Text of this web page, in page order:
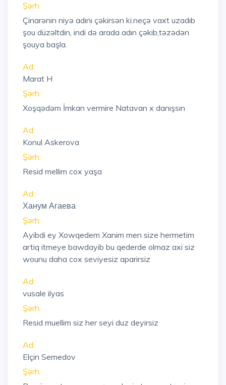
Şərh:
Çinarənin niyə adını çəkirsən ki.neçə vaxt uzadıb
şou düzəltdin, indi də arada adın çəkib,təzədən
şouya başla.
Ad:
Marat H
Şərh:
Xoşqədəm İmkan vermire Natavan x danışsın
Ad:
Konul Askerova
Şərh:
Resid mellim cox yaşa
Ad:
Ханум Агаева
Şərh:
Ayibdi ey Xowqedem Xanim men size hermetim
artiq itmeye bawdayib bu qederde olmaz axi siz
wounu daha cox seviyesiz aparirsiz
Ad:
vusale ilyas
Şərh:
Resid muellim siz her seyi duz deyirsiz
Ad:
Elçin Semedov
Şərh: